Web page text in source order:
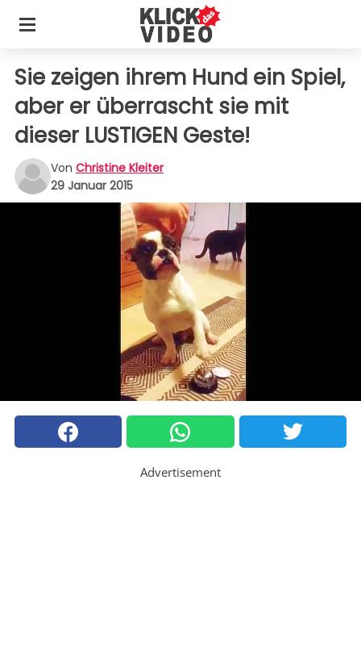
Sie zeigen ihrem Hund ein Spiel,
aber er überrascht sie mit
dieser LUSTIGEN Geste!
Von Christine Kleiter
29 Januar 2015
Advertisement